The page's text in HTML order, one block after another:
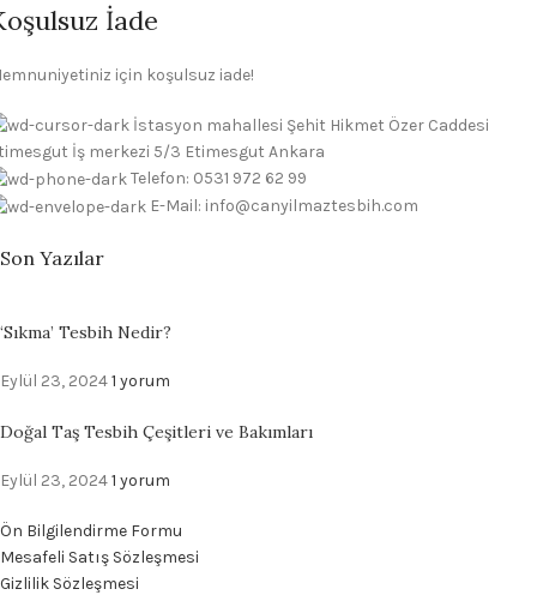
İade
için koşulsuz iade!
İstasyon mahallesi Şehit Hikmet Özer Caddesi
İş merkezi 5/3 Etimesgut Ankara
Telefon: 0531 972 62 99
E-Mail: info@canyilmaztesbih.com
Son Yazılar
‘Sıkma’ Tesbih Nedir?
Eylül 23, 20241 yorum
Doğal Taş Tesbih Çeşitleri ve Bakımları
Eylül 23, 20241 yorum
Ön Bilgilendirme Formu
Mesafeli Satış Sözleşmesi
Gizlilik Sözleşmesi